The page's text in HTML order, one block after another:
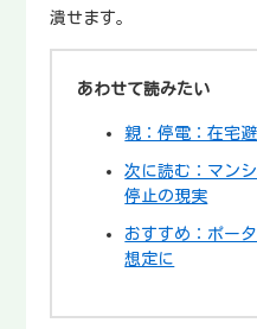
潰せます。
あわせて読みたい
親：停電：在宅
次に読む：マン
停止の現実
おすすめ：ポー
想定に